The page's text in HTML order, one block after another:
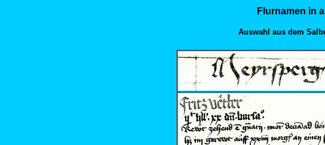
Flurnamen in
Auswahl aus dem